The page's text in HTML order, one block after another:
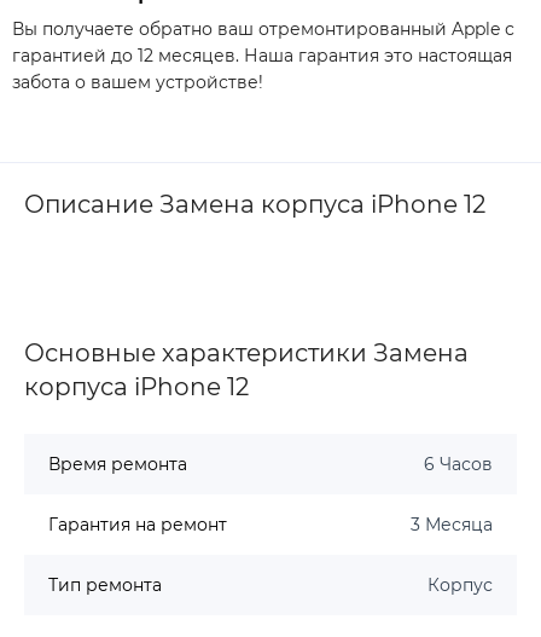
Вы получаете обратно ваш отремонтированный Apple с
гарантией до 12 месяцев. Наша гарантия это настоящая
забота о вашем устройстве!
Описание Замена корпуса iPhone 12
Основные характеристики Замена
корпуса iPhone 12
Время ремонта 6 Часов
Гарантия на ремонт 3 Месяца
Тип ремонта Корпус